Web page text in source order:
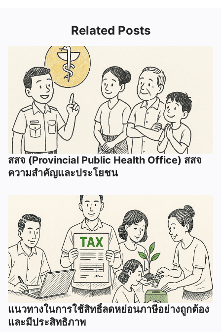
Related Posts
สสจ (Provincial Public Health Office) สสจ
ความสำคัญและประโยชน
แนวทางในการใช้สิทธิ์ลดหย่อนภาษีอย่างถูกต้อง
และมีประสิทธิภาพ